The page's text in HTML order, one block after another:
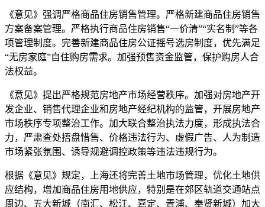
《意见》强调严格商品住房销售管理。严格新建商品住房销售
方案备案管理。严格执行商品住房销售“一价清”“实名制”等各
项管理制度。完善新建商品住房公证摇号选房制度，优先满足
“无房家庭”自住购房需求。加强预售资金监管，保护购房人合
法权益。
《意见》提出严格规范房地产市场经营秩序。加强对房地产开
发企业、销售代理企业和房地产经纪机构的监管，开展房地产
市场秩序专项整治工作。加大联合整治执法力度，形成执法合
力，严肃查处捂盘惜售、价格违法行为、虚假广告、人为制造
市场紧张氛围、诱导规避调控政策等违法违规行为。
根据《意见》规定，上海还将完善土地市场管理，优化土地供
应结构，增加商品住房用地供应，特别是在郊区轨道交通站点
周边、五大新城（南汇、松江、嘉定、青浦、奉贤新城）加大